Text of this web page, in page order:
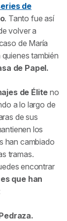
de
. Tanto fue así
volver a
de María
también
de Papel.
de Éliteno
a lo largo de
de sus
los
han cambiado
tramas.
encontrar
que han